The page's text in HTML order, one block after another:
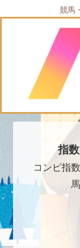
競馬
指
コンピ指